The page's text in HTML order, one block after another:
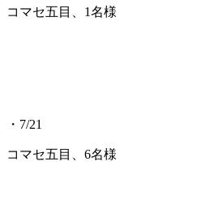
コマセ五目、1名様
・7/21
コマセ五目、6名様